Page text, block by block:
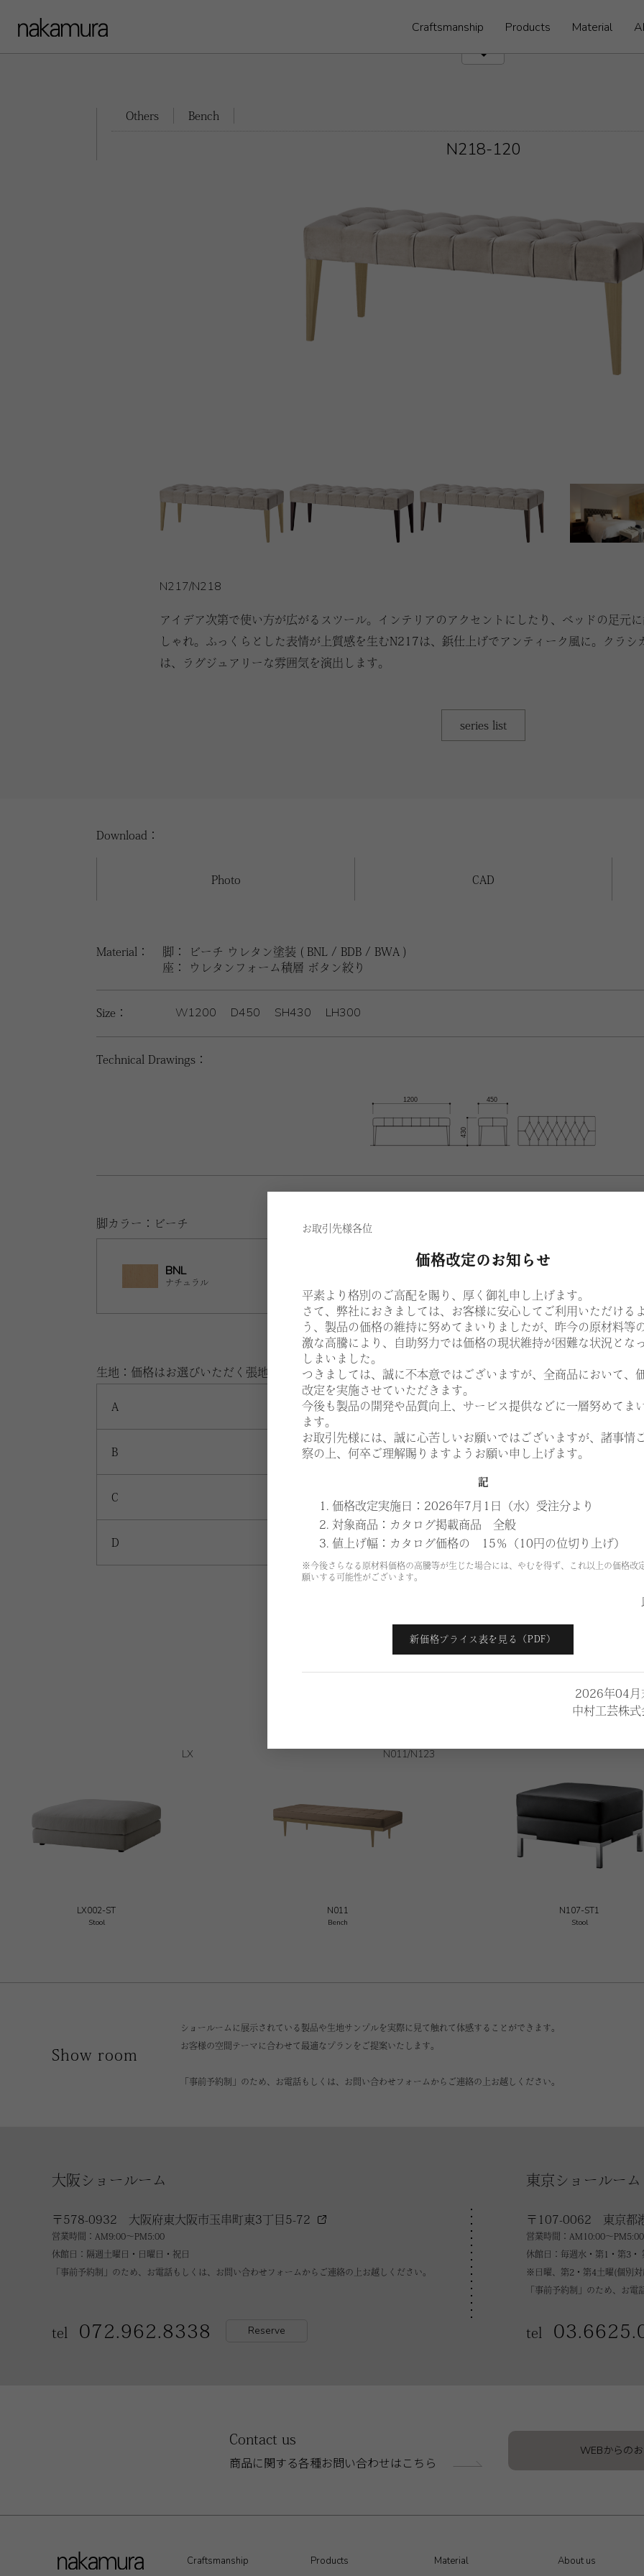
お取引先様各位
価格改定のお知らせ
平素より格別のご高配を賜り、厚く御礼申し上げます。
さて、弊社におきましては、お客様に安心してご利用いただける
う、製品の価格の維持に努めてまいりましたが、昨今の原材料等
激な高騰により、自助努力では価格の現状維持が困難な状況とな
しまいました。
つきましては、誠に不本意ではございますが、全商品において、
改定を実施させていただきます。
今後も製品の開発や品質向上、サービス提供などに一層努めてま
ます。
お取引先様には、誠に心苦しいお願いではございますが、諸事情
察の上、何卒ご理解賜りますようお願い申し上げます。
記
1. 価格改定実施日：2026年7月1日（水）受注分より
2. 対象商品：カタログ掲載商品 全般
3. 値上げ幅：カタログ価格の 15％（10円の位切り上げ）
※今後さらなる原材料価格の高騰等が生じた場合には、やむを得ず、これ以上の価格改
願いする可能性がございます。
新価格プライス表を見る（PDF）
2026年04月
中村工芸株式
Craftsmanship Products Material
Others Bench
N218-120
N217/N218
アイデア次第で使い方が広がるスツール。インテリアのアクセントにしたり、ベッドの足元
しゃれ。ふっくらとした表情が上質感を生むN217は、鋲仕上げでアンティーク風に。クラ
は、ラグジュアリーな雰囲気を演出します。
series list
Download：
Photo CAD
Material：
脚： ビーチ ウレタン塗装 ( BNL / BDB / BWA )
座： ウレタンフォーム積層 ボタン絞り
Size： W1200 D450 SH430 LH300
Technical Drawings：
脚カラー：ビーチ
BNL
ナチュラル
BDB
生地：価格はお選びいただく張地、仕様により異なります。
A ¥155,300 E
B ¥165,600 F
C ¥174,800
D ¥185,200
Other Products
LX
LX002-ST
Stool
N011/N123
N011
Bench
N107-ST1
Stool
Show room
ショールームに展示されている製品や生地サンプルを実際に見て触れて体感することができます。
お客様の空間テーマに合わせて最適なプランをご提案いたします。
「事前予約制」のため、お電話もしくは、お問い合わせフォームからご連絡の上お越しください。
大阪ショールーム
〒578-0932 大阪府東大阪市玉串町東3丁目5-72
営業時間：AM9:00～PM5:00
休館日：隔週土曜日・日曜日・祝日
「事前予約制」のため、お電話もしくは、お問い合わせフォームからご連絡の上お越しください。
tel 072.962.8338 Reserve
東京ショールーム
〒107-0062 東京都
営業時間：AM10:00～PM5:00
休館日：毎週水・第1・第3・
※日曜、第2・第4土曜(個別
「事前予約制」のため、お
tel
Contact us
商品に関する各種お問い合わせはこちら
WEBからの
Craftsmanship Products Material About us